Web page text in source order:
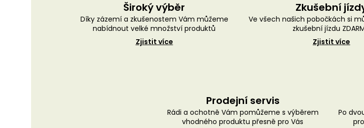
Široký výběr
Díky zázemí a zkušenostem Vám můžeme
nabídnout velké množství produktů
Zjistit více
Zkušební
Ve všech našich pobočkách si
zkušební jízdu
Zjistit více
Prodejní servis
Rádi a ochotně Vám pomůžeme s výběrem
vhodného produktu přesně pro Vás
Po